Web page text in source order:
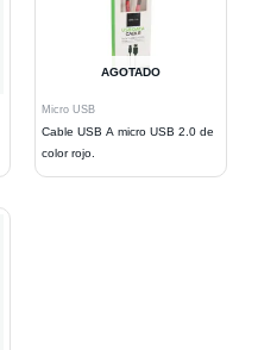
AGOTADO
Micro USB
Cable USB A micro USB 2.0 de
color rojo.